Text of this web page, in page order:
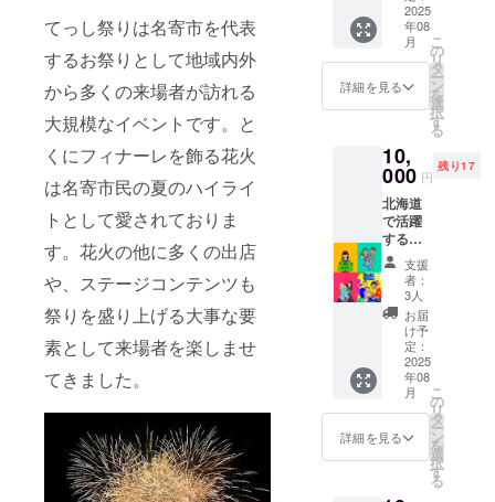
てっし祭りは名寄市を代表
するお祭りとして地域内外
から多くの来場者が訪れる
大規模なイベントです。と
くにフィナーレを飾る花火
は名寄市民の夏のハイライ
トとして愛されておりま
す。花火の他に多くの出店
や、ステージコンテンツも
祭りを盛り上げる大事な要
素として来場者を楽しませ
てきました。
収録時
間：3〜
4分間
・提供
方法：
メール
にURL
しま
す。後
日SNS
にも掲
載致し
ます。
2025
年08
月
詳細を見る
こ
の
リ
タ
ー
ン
を
選
択
す
る
10,
000 円
残り17
北海道
で活躍
する作
家「お
いどん
ちゃ
ん。」
からの
似顔
絵！ ・
支援後
にメー
ルを送
らせて
いただ
きます
支援
者：
3人
お届
け予
定：
2025
年08
月
詳細を見る
こ
の
リ
タ
ー
ン
を
選
択
す
る